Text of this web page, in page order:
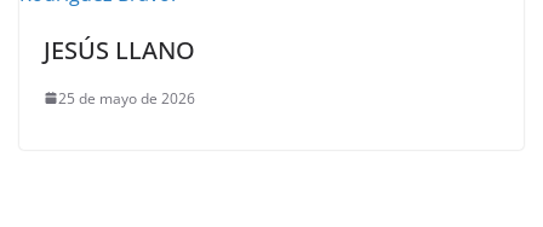
JESÚS LLANO
25 de mayo de 2026